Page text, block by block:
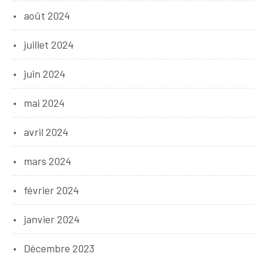
août 2024
juillet 2024
juin 2024
mai 2024
avril 2024
mars 2024
février 2024
janvier 2024
Décembre 2023